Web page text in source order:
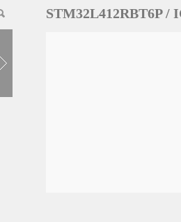
STM32L412RBT6P /